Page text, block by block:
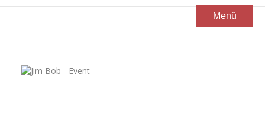
Menü